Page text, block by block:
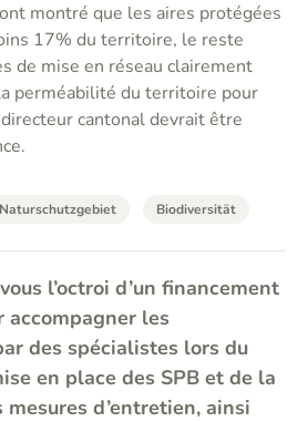
montré que les aires protégées
17% du territoire, le reste
de mise en réseau clairement
perméabilité du territoire pour
cantonal devrait être
Naturschutzgebiet Biodiversität
l’octroi d’un financement
accompagner les
des spécialistes lors du
en place des SPB et de la
d’entretien, ainsi